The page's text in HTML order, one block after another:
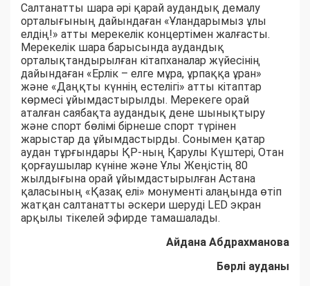
Салтанатты шара әрі қарай аудандық демалу
орталығының дайындаған «Ұландарымыз ұлы
елдің!» атты мерекелік концертімен жалғасты.
Мерекелік шара барысында аудандық
орталықтандырылған кітапханалар жүйесінің
дайындаған «Ерлік – елге мұра, ұрпаққа ұран»
және «Даңқты күннің естелігі» атты кітаптар
көрмесі ұйымдастырылды. Мерекеге орай
аталған саябақта аудандық дене шынықтыру
және спорт бөлімі бірнеше спорт түрінен
жарыстар да ұйымдастырды. Сонымен қатар
аудан тұрғындары ҚР-ның Қарулы Күштері, Отан
қорғаушылар күніне және Ұлы Жеңістің 80
жылдығына орай ұйымдастырылған Астана
қаласының «Қазақ елі» монументі алаңында өтіп
жатқан салтанатты әскери шеруді LED экран
арқылы тікелей эфирде тамашалады.
Айдана Абдрахманова
Бөрлі ауданы